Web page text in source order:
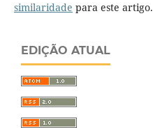
similaridade para este artigo.
EDIÇÃO ATUAL